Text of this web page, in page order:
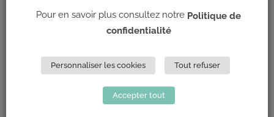
148 Avenue Jean Jaurès
NOUS CONTACTER
LES PARTENAIRES
Pour en savoir plus consultez notre Politique de
confidentialité
Personnaliser les cookies Tout refuser
Accepter tout